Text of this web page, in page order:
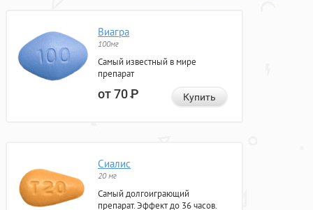
Виагра
100мг
Самый известный в мире
препарат
от 70Р Купить
Сиалис
20 мг
Самый долгоиграющий
препарат. Эффект до 36 часов.